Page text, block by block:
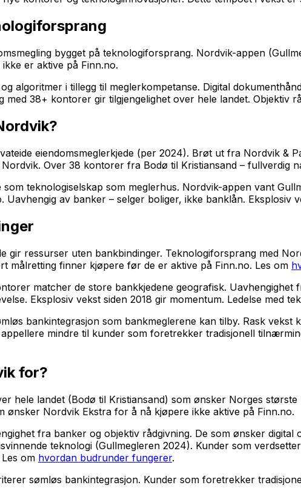
bygget på teknologiforsprang. Nordvik-appen
er aktive på Finn.no.
algoritmer i tillegg til meglerkompetanse. Digital
med 38+ kontorer gir tilgjengelighet over hele landet. Objektiv
eiendomsmeglerkjede (per 2024). Brøt ut fra Nordvik &
Over 38 kontorer fra Bodø til Kristiansand – fullverdig
som teknologiselskap som meglerhus. Nordvik-appen vant
Uavhengig av banker – selger boliger, ikke banklån.
gir ressurser uten bankbindinger. Teknologiforsprang med
målretting finner kjøpere før de er aktive på Finn.no. Les om
matcher de store bankkjedene geografisk.
Eksplosiv vekst siden 2018 gir momentum. Ledelse med
bankintegrasjon som bankmeglerene kan tilby. Rask
mindre til kunder som foretrekker tradisjonell
for?
hele landet (Bodø til Kristiansand) som ønsker Norges
ønsker Nordvik Ekstra for å nå kjøpere ikke aktive på Finn.no.
fra banker og objektiv rådgivning. De som ønsker
teknologi (Gullmegleren 2024). Kunder som
om hvordan budrunder fungerer.
sømløs bankintegrasjon. Kunder som foretrekker